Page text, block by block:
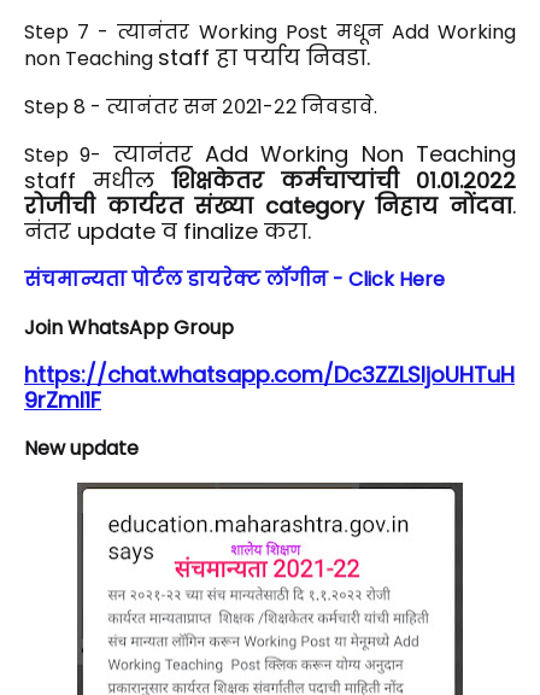
Step 7 -त्यानंतर Working Post मधून Add Working
non Teaching staff हा पर्याय निवडा.
Step 8 - त्यानंतर सन २०21-२2 निवडावे.
Step 9- त्यानंतर Add Working Non Teaching
staff मधील शिक्षकेतर कर्मचाऱ्यांची ०१.01.२०22
रोजीची कार्यरत संख्या category निहाय नोंदवा.
नंतर update व finalize करा.
संचमान्यता पोर्टल डायरेक्ट लॉगीन - Click Here
Join WhatsApp Group
https://chat.whatsapp.com/Dc3ZZLSljoUHTuH
9rZml1F
New update